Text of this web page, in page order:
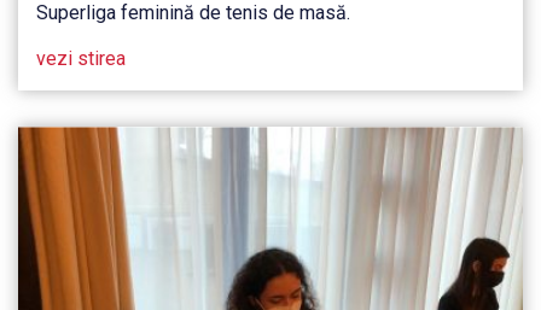
Superliga feminină de tenis de masă.
vezi stirea